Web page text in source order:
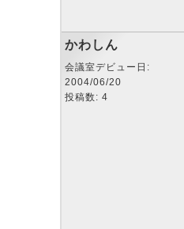
かわしん
会議室デビュー日:
2004/06/20
投稿数: 4